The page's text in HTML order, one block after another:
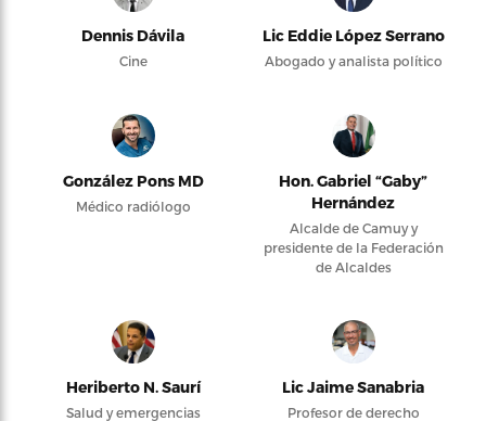
Dennis Dávila
Cine
Lic Eddie López Serrano
Abogado y analista político
González Pons MD
Médico radiólogo
Hon. Gabriel “Gaby”
Hernández
Alcalde de Camuy y
presidente de la Federación
de Alcaldes
Heriberto N. Saurí
Salud y emergencias
Lic Jaime Sanabria
Profesor de derecho